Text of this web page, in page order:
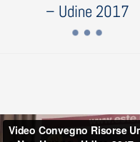
– Udine 2017